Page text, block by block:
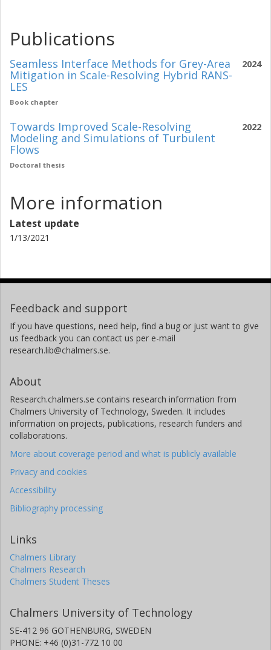
Publications
2024
Seamless Interface Methods for Grey-Area
Mitigation in Scale-Resolving Hybrid RANS-
LES
Book chapter
2022
Towards Improved Scale-Resolving
Modeling and Simulations of Turbulent
Flows
Doctoral thesis
More information
Latest update
1/13/2021
Feedback and support
If you have questions, need help, find a bug or just want to give
us feedback you can contact us per e-mail
research.lib@chalmers.se.
About
Research.chalmers.se contains research information from
Chalmers University of Technology, Sweden. It includes
information on projects, publications, research funders and
collaborations.
More about coverage period and what is publicly available
Privacy and cookies
Accessibility
Bibliography processing
Links
Chalmers Library
Chalmers Research
Chalmers Student Theses
Chalmers University of Technology
SE-412 96 GOTHENBURG, SWEDEN
PHONE: +46 (0)31-772 10 00